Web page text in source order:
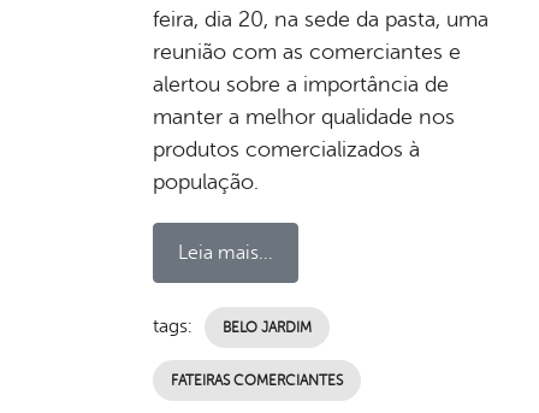
feira, dia 20, na sede da pasta, uma
reunião com as comerciantes e
alertou sobre a importância de
manter a melhor qualidade nos
produtos comercializados à
população.
Leia mais...
tags: BELO JARDIM
FATEIRAS COMERCIANTES